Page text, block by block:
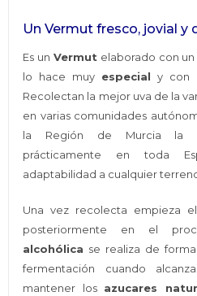
Un Vermut fresco, jovial y
Es un Vermutelaborado con un
lo hace muy especial y con
Recolectan la mejor uva de la
en varias comunidades
la Región de Murcia la
prácticamente en toda
adaptabilidad a cualquier
Una vez recolecta empieza
posteriormente en el
alcohólica se realiza de
fermentación cuando
mantener los azucares